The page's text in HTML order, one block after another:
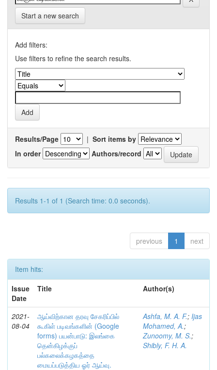
Start a new search
Add filters:
Use filters to refine the search results.
Results/Page | Sort items by
In order
Authors/record
Results 1-1 of 1 (Search time: 0.0 seconds).
previous 1 next
Item hits:
Issue
Date
Title Author(s)
2021-
08-04
ஆய்விற்கான தரவு சேகரிப்பில்
கூகிள் படிவங்களின் (Google
forms) பயன்பாடு: இலங்கை
தென்கிழக்குப்
பல்கலைக்கழகத்தை
மையப்படுத்திய ஓர் ஆய்வு.
Ashfa, M. A. F.; Ijas
Mohamed, A.;
Zunoomy, M. S.;
Shibly, F. H. A.